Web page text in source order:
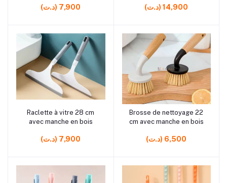
(د.ت) 7,900 (د.ت) 14,900
rrrrrr6
Ajouter au panier
Raclette à vitre 28 cm
avec manche en bois
(د.ت) 7,900
rrrrrr14
Ajouter au panier
Brosse de nettoyage 22
cm avec manche en bois
(د.ت) 6,500